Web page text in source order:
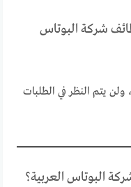
شركة البوتاس
، ولن يتم النظر في الطلبات